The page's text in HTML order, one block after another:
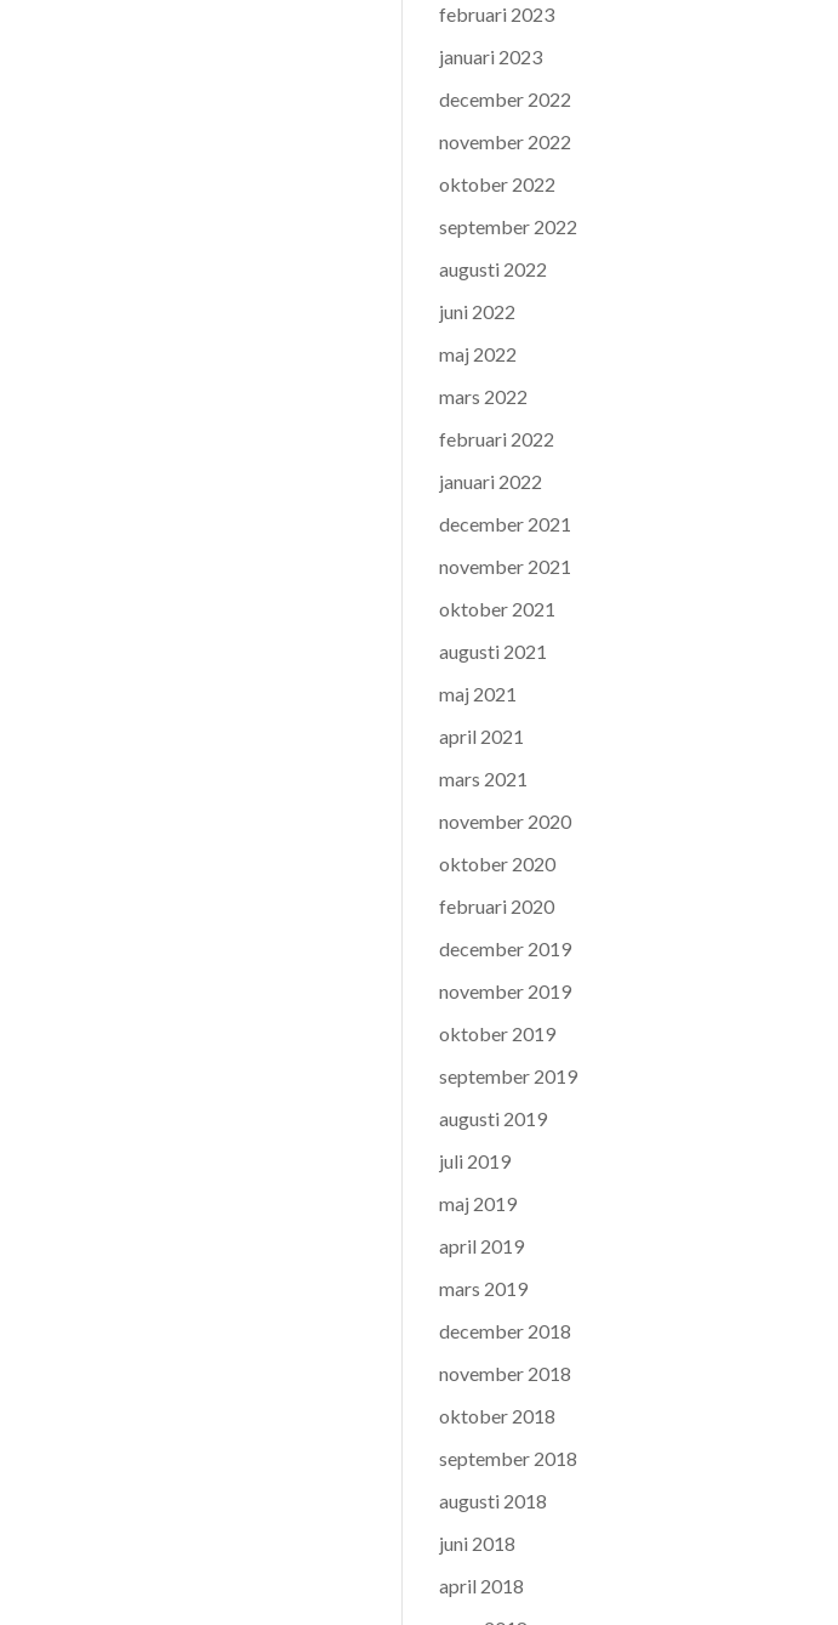
februari 2023
januari 2023
december 2022
november 2022
oktober 2022
september 2022
augusti 2022
juni 2022
maj 2022
mars 2022
februari 2022
januari 2022
december 2021
november 2021
oktober 2021
augusti 2021
maj 2021
april 2021
mars 2021
november 2020
oktober 2020
februari 2020
december 2019
november 2019
oktober 2019
september 2019
augusti 2019
juli 2019
maj 2019
april 2019
mars 2019
december 2018
november 2018
oktober 2018
september 2018
augusti 2018
juni 2018
april 2018